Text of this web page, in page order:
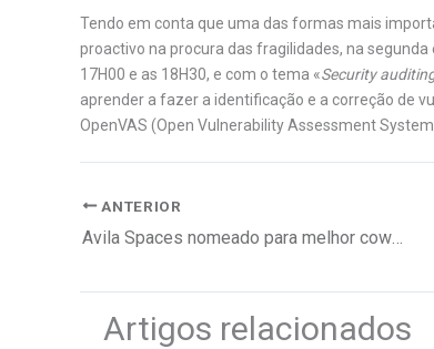
Tendo em conta que uma das formas mais
proactivo na procura das fragilidades, na segunda
17H00 e as 18H30, e com o tema «Security
aprender a fazer a identificação e a correção de
OpenVAS (Open Vulnerability Assessment
ANTERIOR
Artigos relacionados